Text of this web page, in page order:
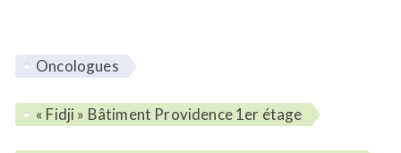
Oncologues
Lieu d'intervention :
« Fidji » Bâtiment Providence 1er étage